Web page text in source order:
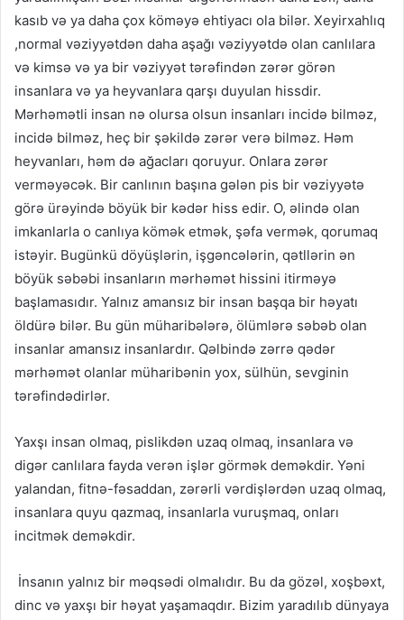
kasıb və ya daha çox köməyə ehtiyacı ola bilər. Xeyirxahlıq
,normal vəziyyətdən daha aşağı vəziyyətdə olan canlılara
və kimsə və ya bir vəziyyət tərəfindən zərər görən
insanlara və ya heyvanlara qarşı duyulan hissdir.
Mərhəmətli insan nə olursa olsun insanları incidə bilməz,
incidə bilməz, heç bir şəkildə zərər verə bilməz. Həm
heyvanları, həm də ağacları qoruyur. Onlara zərər
verməyəcək. Bir canlının başına gələn pis bir vəziyyətə
görə ürəyində böyük bir kədər hiss edir. O, əlində olan
imkanlarla o canlıya kömək etmək, şəfa vermək, qorumaq
istəyir. Bugünkü döyüşlərin, işgəncələrin, qətllərin ən
böyük səbəbi insanların mərhəmət hissini itirməyə
başlamasıdır. Yalnız amansız bir insan başqa bir həyatı
öldürə bilər. Bu gün müharibələrə, ölümlərə səbəb olan
insanlar amansız insanlardır. Qəlbində zərrə qədər
mərhəmət olanlar müharibənin yox, sülhün, sevginin
tərəfindədirlər.
Yaxşı insan olmaq, pislikdən uzaq olmaq, insanlara və
digər canlılara fayda verən işlər görmək deməkdir. Yəni
yalandan, fitnə-fəsaddan, zərərli vərdişlərdən uzaq olmaq,
insanlara quyu qazmaq, insanlarla vuruşmaq, onları
incitmək deməkdir.
İnsanın yalnız bir məqsədi olmalıdır. Bu da gözəl, xoşbəxt,
dinc və yaxşı bir həyat yaşamaqdır. Bizim yaradılıb dünyaya